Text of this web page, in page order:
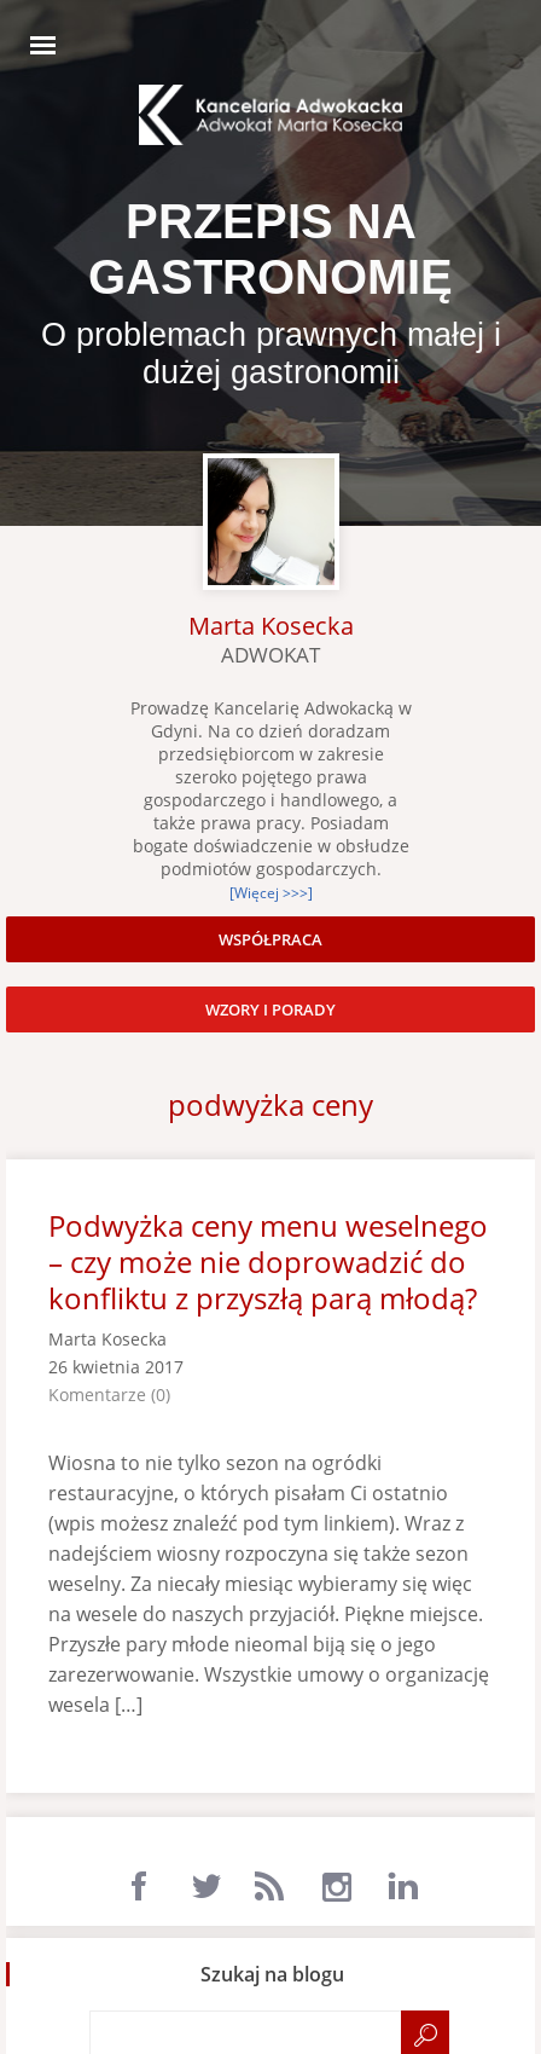
PRZEPIS NA
GASTRONOMIĘ
O problemach prawnych małej i
dużej gastronomii
Marta Kosecka
ADWOKAT
Prowadzę Kancelarię Adwokacką w
Gdyni. Na co dzień doradzam
przedsiębiorcom w zakresie
szeroko pojętego prawa
gospodarczego i handlowego, a
także prawa pracy. Posiadam
bogate doświadczenie w obsłudze
podmiotów gospodarczych.
[Więcej >>>]
WSPÓŁPRACA
WZORY I PORADY
podwyżka ceny
Podwyżka ceny menu weselnego
– czy może nie doprowadzić do
konfliktu z przyszłą parą młodą?
Marta Kosecka
26 kwietnia 2017
Komentarze (0)
Wiosna to nie tylko sezon na ogródki
restauracyjne, o których pisałam Ci ostatnio
(wpis możesz znaleźć pod tym linkiem). Wraz z
nadejściem wiosny rozpoczyna się także sezon
weselny. Za niecały miesiąc wybieramy się więc
na wesele do naszych przyjaciół. Piękne miejsce.
Przyszłe pary młode nieomal biją się o jego
zarezerwowanie. Wszystkie umowy o organizację
wesela […]
Szukaj na blogu